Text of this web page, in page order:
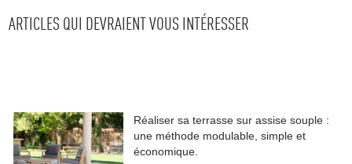
ARTICLES QUI DEVRAIENT VOUS INTÉRESSER
Réaliser sa terrasse sur assise souple :
une méthode modulable, simple et
économique.